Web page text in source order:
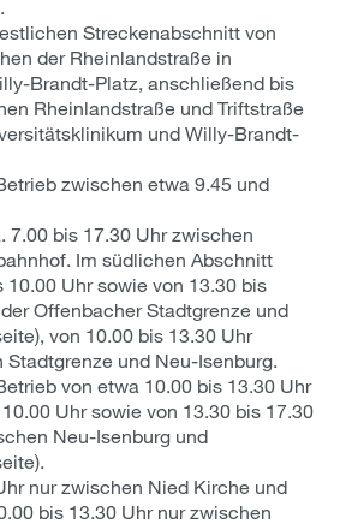
Streckenabschnitt von
der Rheinlandstraße in
Brandt-Platz, anschließend bis
Rheinlandstraße und Triftstraße
und Willy-Brandt-
zwischen etwa 9.45 und
7.00 bis 17.30 Uhr zwischen
Im südlichen Abschnitt
10.00 Uhr sowie von 13.30 bis
Offenbacher Stadtgrenze und
von 10.00 bis 13.30 Uhr
und Neu-Isenburg.
von etwa 10.00 bis 13.30 Uhr
Uhr sowie von 13.30 bis 17.30
Neu-Isenburg und
nur zwischen Nied Kirche und
bis 13.30 Uhr nur zwischen